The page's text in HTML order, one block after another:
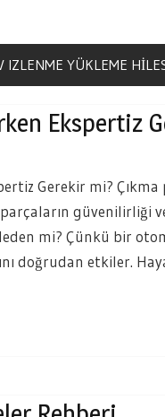
IZLENME YÜKLEME
Ekspertiz
Gerekir mi?
güvenilirliği
mi? Çünkü bir
doğrudan etkiler.